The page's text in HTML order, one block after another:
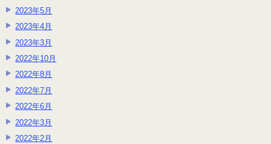
2023年5月
2023年4月
2023年3月
2022年10月
2022年8月
2022年7月
2022年6月
2022年3月
2022年2月